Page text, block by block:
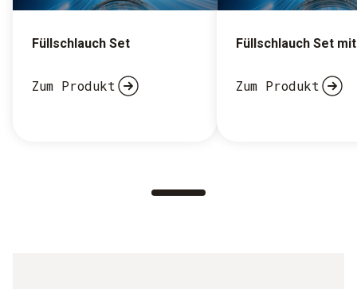
Füllschlauch Set
Zum Produkt
Füllschlauch Set
Zum Produkt